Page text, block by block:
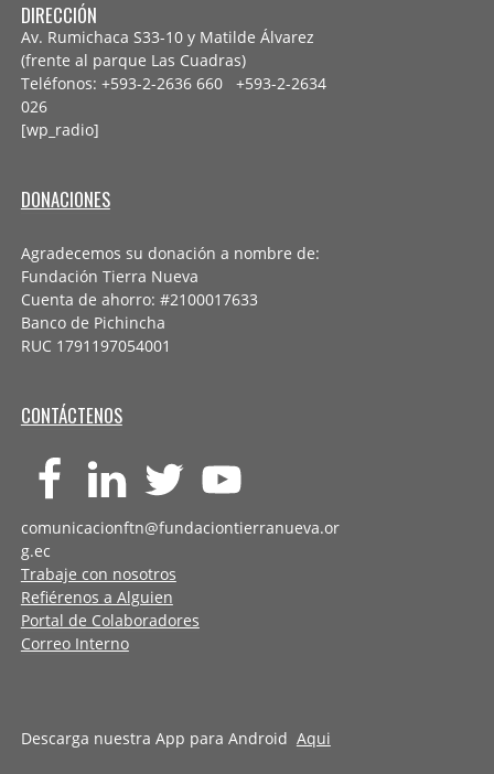
DIRECCIÓN
Av. Rumichaca S33-10 y Matilde Álvarez
(frente al parque Las Cuadras)
Teléfonos: +593-2-2636 660 +593-2-2634
026
[wp_radio]
DONACIONES
Agradecemos su donación a nombre de:
Fundación Tierra Nueva
Cuenta de ahorro: #2100017633
Banco de Pichincha
RUC 1791197054001
CONTÁCTENOS
comunicacionftn@fundaciontierranueva.or
g.ec
Trabaje con nosotros
Refiérenos a Alguien
Portal de Colaboradores
Correo Interno
Descarga nuestra App para Android Aqui